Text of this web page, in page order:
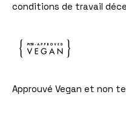
conditions de travail
Approuvé Vegan et non